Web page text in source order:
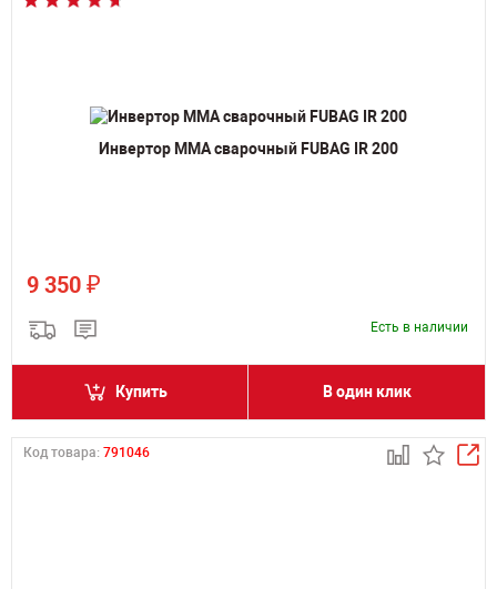
Инвертор MMA сварочный FUBAG IR 200
9 350 ₽
Есть в наличии
Купить В один клик
Код товара: 791046